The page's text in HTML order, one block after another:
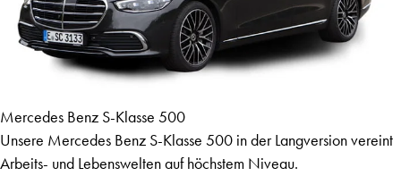
Mercedes Benz S-Klasse 500
Unsere Mercedes Benz S-Klasse 500 in der Langversion vereint
Arbeits- und Lebenswelten auf höchstem Niveau.